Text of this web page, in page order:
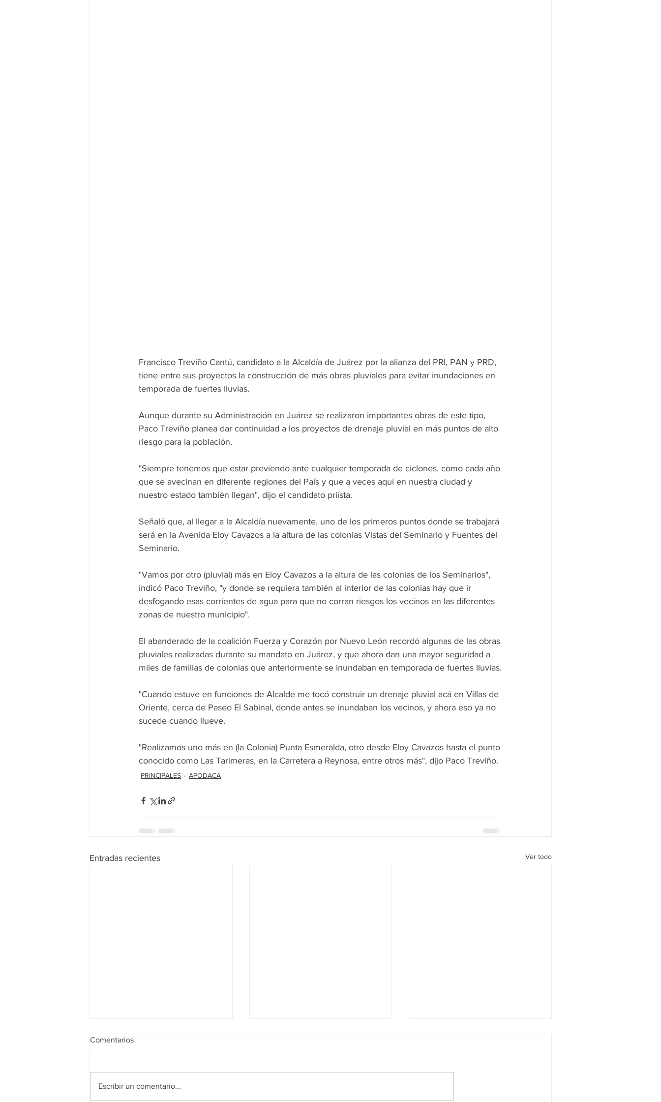
Francisco Treviño Cantú, candidato a la Alcaldía de Juárez por la alianza del PRI, PAN y PRD,
tiene entre sus proyectos la construcción de más obras pluviales para evitar inundaciones en
temporada de fuertes lluvias.
Aunque durante su Administración en Juárez se realizaron importantes obras de este tipo,
Paco Treviño planea dar continuidad a los proyectos de drenaje pluvial en más puntos de alto
riesgo para la población.
"Siempre tenemos que estar previendo ante cualquier temporada de ciclones, como cada año
que se avecinan en diferente regiones del País y que a veces aquí en nuestra ciudad y
nuestro estado también llegan", dijo el candidato priísta.
Señaló que, al llegar a la Alcaldía nuevamente, uno de los primeros puntos donde se trabajará
será en la Avenida Eloy Cavazos a la altura de las colonias Vistas del Seminario y Fuentes del
Seminario.
"Vamos por otro (pluvial) más en Eloy Cavazos a la altura de las colonias de los Seminarios",
indicó Paco Treviño, "y donde se requiera también al interior de las colonias hay que ir
desfogando esas corrientes de agua para que no corran riesgos los vecinos en las diferentes
zonas de nuestro municipio".
El abanderado de la coalición Fuerza y Corazón por Nuevo León recordó algunas de las obras
pluviales realizadas durante su mandato en Juárez, y que ahora dan una mayor seguridad a
miles de familias de colonias que anteriormente se inundaban en temporada de fuertes lluvias.
"Cuando estuve en funciones de Alcalde me tocó construir un drenaje pluvial acá en Villas de
Oriente, cerca de Paseo El Sabinal, donde antes se inundaban los vecinos, y ahora eso ya no
sucede cuando llueve.
"Realizamos uno más en (la Colonia) Punta Esmeralda, otro desde Eloy Cavazos hasta el punto
conocido como Las Tarimeras, en la Carretera a Reynosa, entre otros más", dijo Paco Treviño.
PRINCIPALES APODACA
Entradas recientes Ver todo
Realidad de octubre
Comentarios
Escribir un comentario...